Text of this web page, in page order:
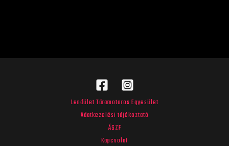
Lendület Túramotoros Egyesület
Adatkezelési tájékoztató
ÁSZF
Kapcsolat